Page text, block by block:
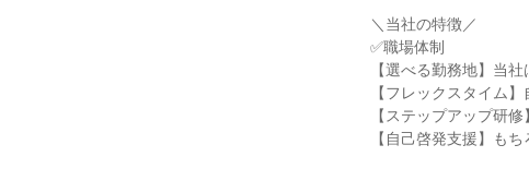
＼当社の特徴／
✅職場体制
【選べる勤務地】当
【フレックスタイム
【ステップアップ研
【自己啓発支援】も